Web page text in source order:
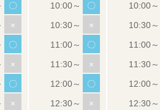
〇
×
〇
×
〇
×
〇
×
〇
×
〇
×